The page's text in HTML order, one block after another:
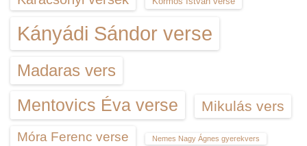
Kányádi Sándor verse
Madaras vers
Mentovics Éva verse Mikulás vers
Móra Ferenc verse Nemes Nagy Ágnes gyerekvers